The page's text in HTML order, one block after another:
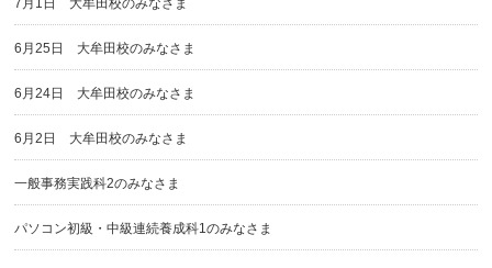
7月1日 大牟田校のみなさま
6月25日 大牟田校のみなさま
6月24日 大牟田校のみなさま
6月2日 大牟田校のみなさま
一般事務実践科2のみなさま
パソコン初級・中級連続養成科1のみなさま